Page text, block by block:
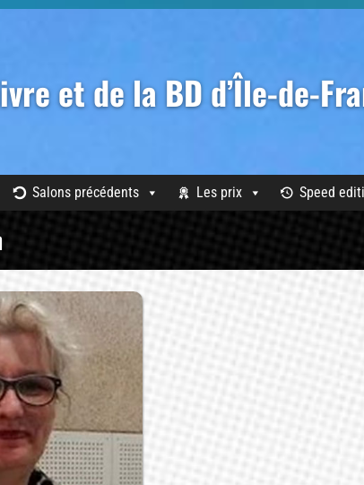
et de la BD d’Île-de-
Salons précédents Les prix Speed